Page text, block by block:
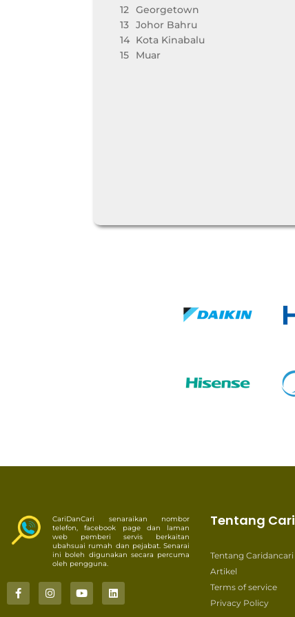
12 Georgetown
13 Johor Bahru
14 Kota Kinabalu
15
Muar
CariDanCari senaraikan nombor
telefon, facebook page dan laman
web pemberi servis berkaitan
ubahsuai rumah dan pejabat. Senarai
ini boleh digunakan secara percuma
oleh pengguna.
Tentang
Tentang Caridancari
Artikel
Terms of service
Privacy Policy